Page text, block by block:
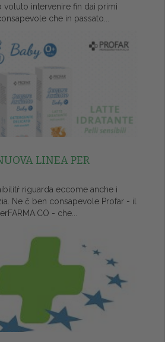
voluto intervenire fin dai primi
che in passato...
LINEA PER
riguarda eccome anche i
Ne č ben consapevole Profar - il
- che...